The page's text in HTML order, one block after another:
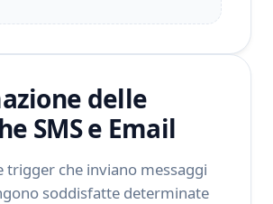
delle
SMS e Email
trigger che inviano messaggi
soddisfatte determinate